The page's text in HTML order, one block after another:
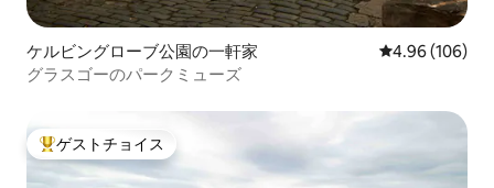
ケルビングローブ公園の一軒家 レビュー106
4.96 (106)
グラスゴーのパークミューズ
大好評のゲストチョイスです。
ゲストチョイス